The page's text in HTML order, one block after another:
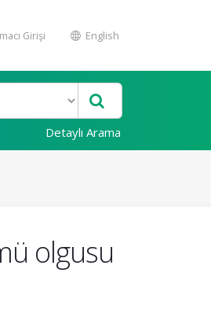
Girişi English
Detaylı Arama
olgusu